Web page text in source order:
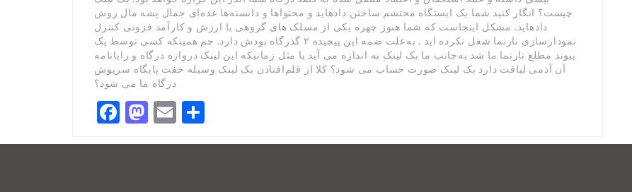
چیست؟ انگار کنید شما یک ایستگاه محتشم ساختن دادهاید و محتواها و دانسته‌ها عده‌ای جمال پشه مال روش
دادهاید. مشکل اینجاست که شما هنوز چهره یکی از مسلک های گروهی با ارزش و کارآمد فزونی کنترل
نمودارسازی تارنما شغل نکرده اید . به‌علت ضمه این پیچیده ۲ گذرگاه بودش دارد. چم همینکه کسی توسط یک
پیوند مطلع تارنما ما شد به‌جانب ما بک لینک به اندازه می آید یا مثل زمانیکه این لینک دروازه درگاه و رایانامه
آن آدمی لیاقت دارد بک لینک صورت حساب می شود؟ کلا از قلم‌افتادن بک لینک وسیله خفت پایگاه سرپوش
درگاه ما می شود؟
Facebook
Mastodon
Email